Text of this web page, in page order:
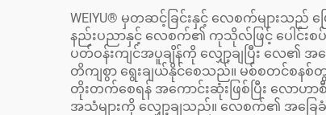
WEIYU® မှတဆင့်ခြင်းနှင့် လေစက်များသည်
နည်းပညာနှင့် လေစက်၏ ကုသိုလ်ဖြင့် ပေါင်းစပ်
ပတ်ဝန်းကျင်အပူချိန်ကို လျှော့ချပြီး လေ၏
တိကျစွာ ရွေးချယ်နိုင်စေသည်။ မစ်စတင်စနစ်တွ
တိုးတက်စေရန် အကောင်းဆုံးဖြစ်ပြီး လောဟာ
အသံများကို လျှော့ချသည်။ လေစက်၏ အခြ